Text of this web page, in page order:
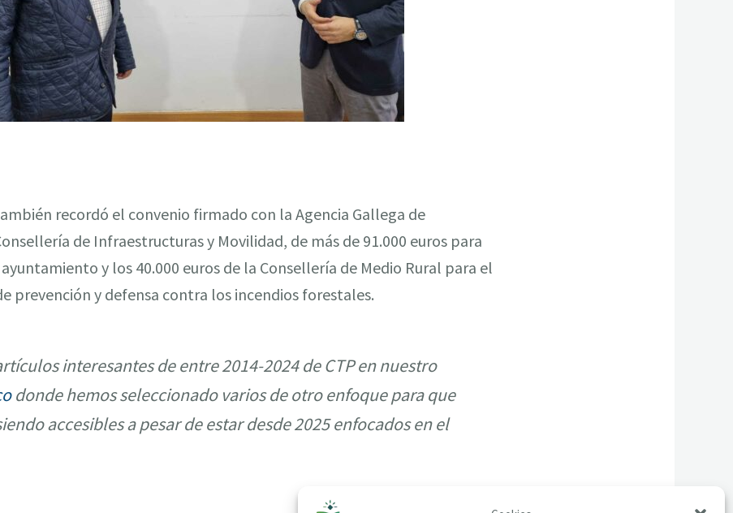
recordó el convenio firmado con la Agencia Gallega de
de Infraestructuras y Movilidad, de más de 91.000 euros para
y los 40.000 euros de la Consellería de Medio Rural para el
prevención y defensa contra los incendios forestales.
interesantes de entre 2014-2024 de CTP en nuestro
donde hemos seleccionado varios de otro enfoque para que
accesibles a pesar de estar desde 2025 enfocados en el